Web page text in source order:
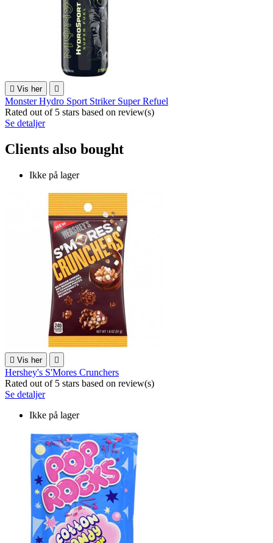
 Vis her 
Monster Hydro Sport Striker Super Refuel
Rated out of 5 stars based on review(s)
Se detaljer
Clients also bought
Ikke på lager
 Vis her 
Hershey's S'Mores Crunchers
Rated out of 5 stars based on review(s)
Se detaljer
Ikke på lager